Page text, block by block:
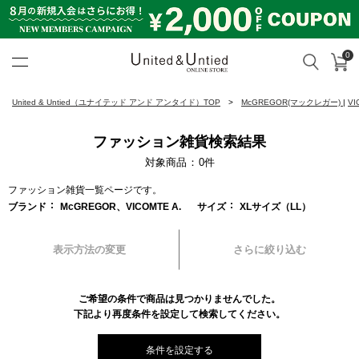
検索 カ
0
United & Untied（ユナイテッド アンド アンタイド）TOP McGREGOR(マックレガー) |
ファッション雑貨検索結果
対象商品 0件
ファッション雑貨一覧ページです。
ブランド
McGREGOR、VICOMTE A. サイズ XLサイズ（LL）
表示方法の変更 さらに絞り込む
ご希望の条件で商品は見つかりませんでした。
下記より再度条件を設定して検索してください。
条件を設定する